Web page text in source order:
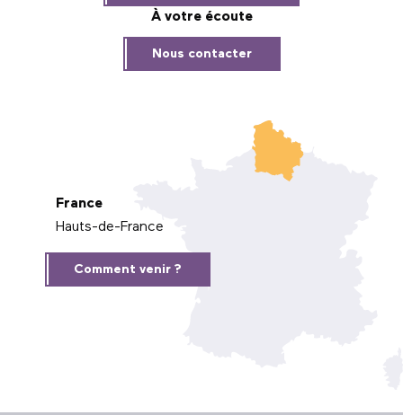
À votre écoute
Nous contacter
France
Hauts-de-France
Comment venir ?